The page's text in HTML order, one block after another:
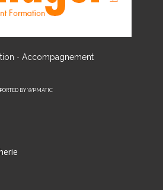
- Accompagnement
BY WPMATIC